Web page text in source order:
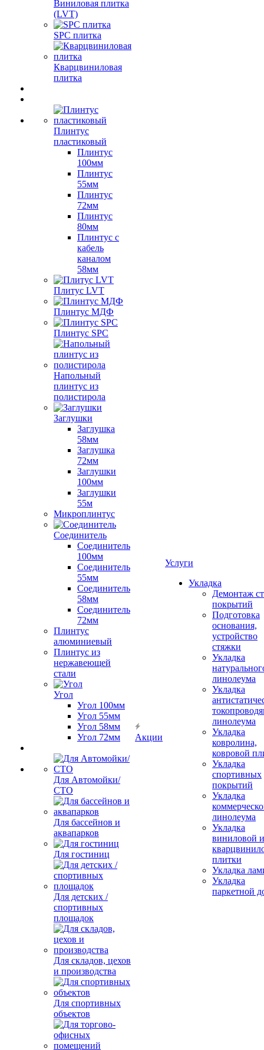
Виниловая плитка
(LVT)
SPC плитка
Кварцвиниловая
плитка
Плинтус
пластиковый
Плинтус
100мм
Плинтус
55мм
Плинтус
72мм
Плинтус
80мм
Плинтус с
кабель
каналом
58мм
Плитус LVT
Плинтус МДФ
Плинтус SPC
Напольный
плинтус из
полистирола
Заглушки
Заглушка
58мм
Заглушка
72мм
Заглушки
100мм
Заглушки
55м
Микроплинтус
Соединитель
Соединитель
100мм
Соединитель
55мм
Соединитель
58мм
Соединитель
72мм
Плинтус
алюминиевый
Плинтус из
нержавеющей
стали
Угол
Угол 100мм
Угол 55мм
Угол 58мм
Угол 72мм
Для Автомойки/
СТО
Для бассейнов и
аквапарков
Для гостиниц
Для детских /
спортивных
площадок
Для складов, цехов
и производства
Для спортивных
объектов
Акции
Услуги
Укладка
Демонтаж
покрытий
Подготовка
основания,
устройство
стяжки
Укладка
линолеума
Укладка
линолеума
Укладка
ковролина,
ковровой
Укладка
спортивных
покрытий
Укладка
линолеума
Укладка
виниловой и
плитки
Укладка
Укладка
паркетной